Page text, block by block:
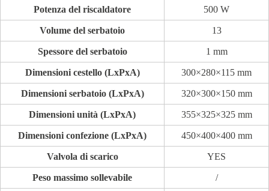
Potenza del riscaldatore 500 W
Volume del serbatoio 13
Spessore del serbatoio 1 mm
Dimensioni cestello (LxPxA) 300×280×115 mm
Dimensioni serbatoio (LxPxA) 320×300×150 mm
Dimensioni unità (LxPxA) 355×325×325 mm
Dimensioni confezione (LxPxA) 450×400×400 mm
Valvola di scarico YES
Peso massimo sollevabile /